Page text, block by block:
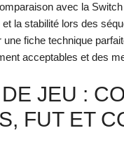
avec la
la stabilité lors des
une fiche technique
acceptables et des
JEU :
FUT ET